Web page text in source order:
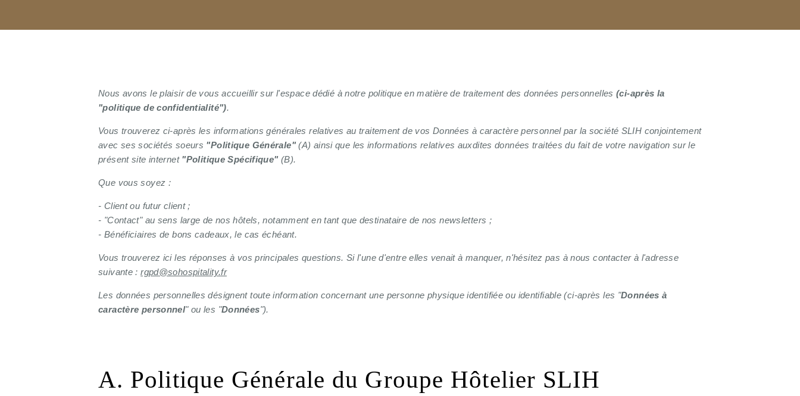
Nous avons le plaisir de vous accueillir sur l'espace dédié à notre politique en matière de traitement des données personnelles (ci-après la
"politique de confidentialité").
Vous trouverez ci-après les informations générales relatives au traitement de vos Données à caractère personnel par la société SLIH conjointement
avec ses sociétés soeurs "Politique Générale"(A) ainsi que les informations relatives auxdites données traitées du fait de votre navigation sur le
présent site internet "Politique Spécifique" (B).
Que vous soyez :
- Client ou futur client ;
- "Contact" au sens large de nos hôtels, notamment en tant que destinataire de nos newsletters ;
- Bénéficiaires de bons cadeaux, le cas échéant.
Vous trouverez ici les réponses à vos principales questions. Si l'une d'entre elles venait à manquer, n'hésitez pas à nous contacter à l'adresse
suivante :rgpd@sohospitality.fr
Les données personnelles désignent toute information concernant une personne physique identifiée ou identifiable (ci-après les "Données à
caractère personnel" ou les "Données").
A. Politique Générale du Groupe Hôtelier SLIH